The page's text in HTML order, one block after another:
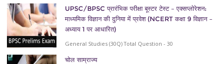
UPSC/BPSC प्रारंभिक परीक्षा बूस्टर टेस्ट – एक्सप्लोरेशन:
माध्यमिक विज्ञान की दुनिया में प्रवेश (NCERT कक्षा 9 विज्ञान –
अध्याय 1 पर आधारित)
General Studies (30Q) Total Question - 30
चोल साम्राज्य